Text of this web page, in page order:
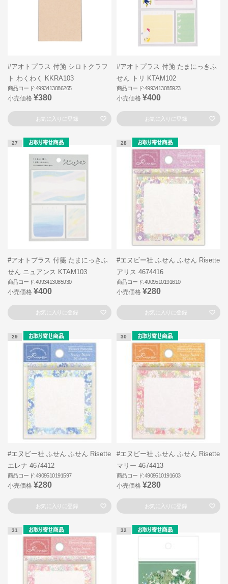
#アオトプラス 付箋 シロトクラフ
ト わくわく KKRA103
商品コード:4993413086265
小売価格 ¥380
お気に入りに登録
#アオトプラス 付箋 たまにっきふ
せん トリ KTAM102
商品コード:4993413085923
小売価格 ¥400
お気に入りに登録
27
#アオトプラス 付箋 たまにっきふ
せん ニュアンス KTAM103
商品コード:4993413085930
小売価格 ¥400
お気に入りに登録
28
#エヌビー社 ふせん ふせん Risette
アリス 4674416
商品コード:4909510191610
小売価格 ¥280
お気に入りに登録
29
#エヌビー社 ふせん ふせん Risette
エレナ 4674412
商品コード:4909510191597
小売価格 ¥280
お気に入りに登録
30
#エヌビー社 ふせん ふせん Risette
マリー 4674413
商品コード:4909510191603
小売価格 ¥280
お気に入りに登録
31 32